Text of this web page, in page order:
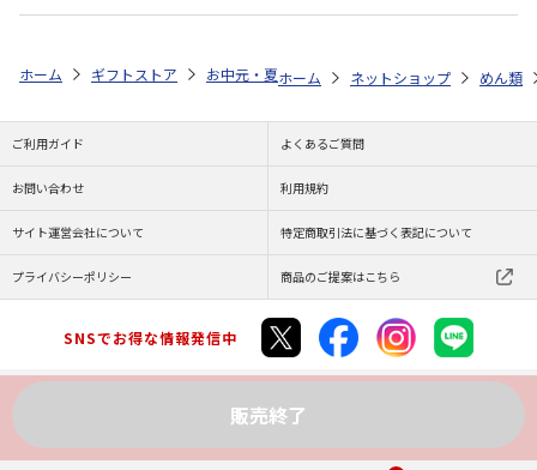
販売終了
ホーム ギフトストア お中元・夏ギフト特集 2026 ゆうゆうギフト
ホーム ネットショップ めん類
ご利用ガイド よくあるご質問
お問い合わせ 利用規約
サイト運営会社について 特定商取引法に基づく表記について
プライバシーポリシー 商品のご提案はこちら
SNSでお得な情報発信中